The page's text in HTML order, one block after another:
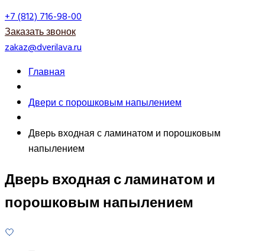
+7 (812) 716-98-00
Заказать звонок
zakaz@dverilava.ru
Главная
Двери с порошковым напылением
Дверь входная с ламинатом и порошковым
напылением
Дверь входная с ламинатом и
порошковым напылением